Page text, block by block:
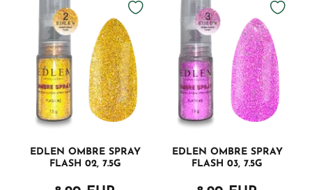
EDLEN OMBRE SPRAY
FLASH 02, 7.5G
EDLEN OMBRE SPRAY
FLASH 03, 7.5G